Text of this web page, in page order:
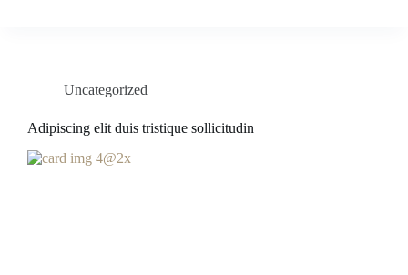
Uncategorized
Adipiscing elit duis tristique sollicitudin